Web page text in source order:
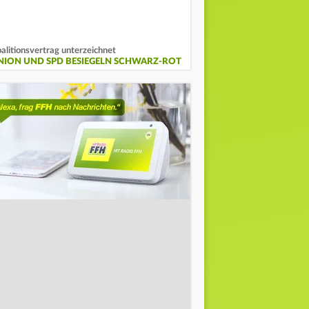
unterzeichnet
UND SPD BESIEGELN SCHWARZ-ROT